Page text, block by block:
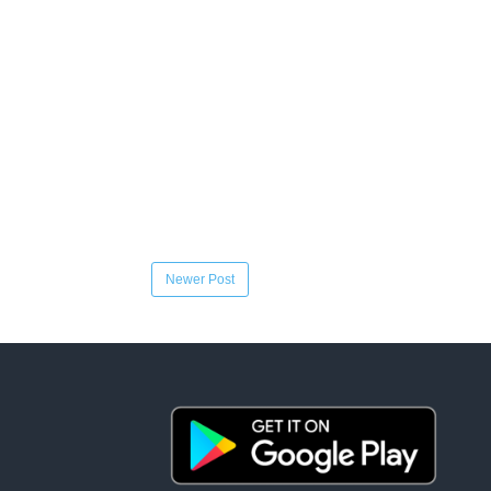
Newer Post